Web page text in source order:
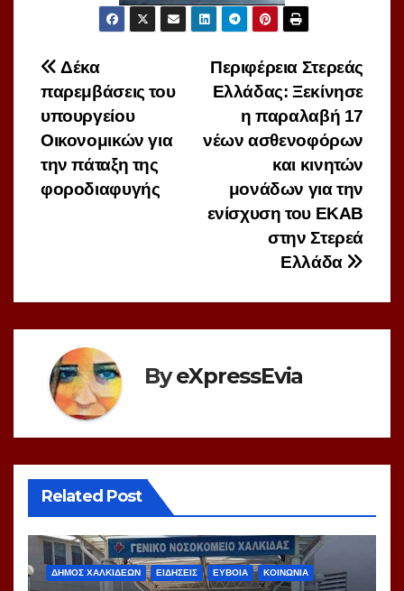
Πλοήγηση
άρθρων
Περιφέρεια Στερεάς
Ελλάδας: Ξεκίνησε
η παραλαβή 17
νέων ασθενοφόρων
και κινητών
μονάδων για την
ενίσχυση του ΕΚΑΒ
στην Στερεά
Ελλάδα
Δέκα
παρεμβάσεις του
υπουργείου
Οικονομικών για
την πάταξη της
φοροδιαφυγής
ByeXpressEvia
Related Post
ΔΗΜΟΣ ΧΑΛΚΙΔΕΩΝ ΕΙΔΗΣΕΙΣ ΕΥΒΟΙΑ ΚΟΙΝΩΝΙΑ